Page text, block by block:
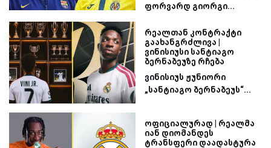
ფორვარდ გიორგი...
რეალთან კონტრაქტი
გაახანგრძლივა |
ვინისიუსი სანტიაგო
ბერნაბეუზე რჩება
ვინისიუს ჟუნიორი
„სანტიაგო ბერნაბეუს“...
ოფიციალურად | რეალმა
იან დიომანდეს
ტრანსფერი დაადასტურა